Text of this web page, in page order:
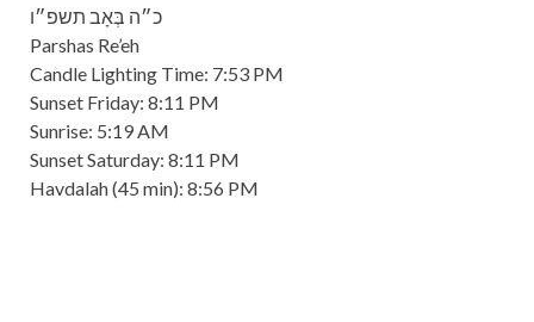
כ״ה בְּאָב תשפ״ו
Parshas Re’eh
Candle Lighting Time: 7:53 PM
Sunset Friday: 8:11 PM
Sunrise: 5:19 AM
Sunset Saturday: 8:11 PM
Havdalah(45 min): 8:56 PM